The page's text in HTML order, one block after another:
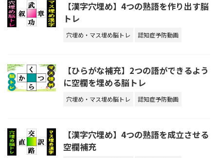
【漢字穴埋め】4つの熟語を作り出す脳
トレ
穴埋め・マス埋め脳トレ 認知症予防動画
【ひらがな補充】2つの語ができるよう
に空欄を埋める脳トレ
穴埋め・マス埋め脳トレ 認知症予防動画
【漢字穴埋め】4つの熟語を成立させる
空欄補充